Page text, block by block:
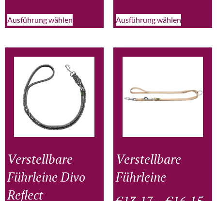
Ausführung wählen Ausführung wählen
Verstellbare
Führleine Divo
Reflect
Verstellbare
Führleine